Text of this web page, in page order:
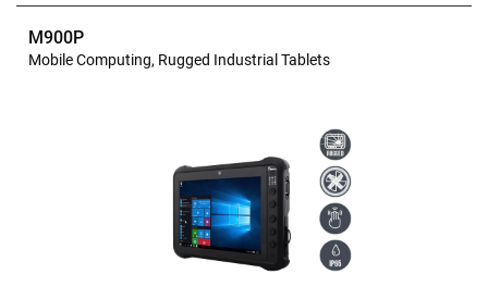
M900P
Mobile Computing, Rugged Industrial Tablets